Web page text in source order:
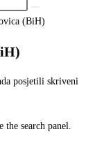
posjetili skriveni
the search panel.